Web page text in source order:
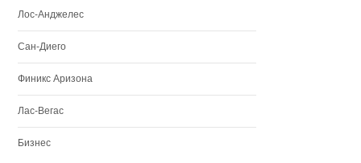
Лос-Анджелес
Сан-Диего
Финикс Аризона
Лас-Вегас
Бизнес